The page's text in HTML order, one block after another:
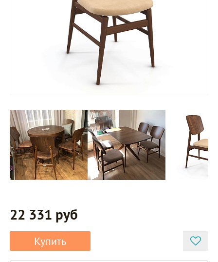
22 331 руб
Купить